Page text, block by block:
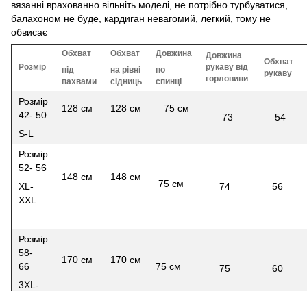
вязанні врахованно вільніть моделі, не потрібно турбуватися,
балахоном не буде, кардиган невагомий, легкий, тому не
обвисає
Розмір
Обхват
під
пахвами
Обхват
на рівні
сідниць
Довжина
по
спинці
Довжина
рукаву від
горловини
Обхват
рукаву
Розмір
42- 50
S-L
128 см 128 см
75 см
73
54
Розмір
52- 56
XL-
XXL
148 см 148 см
75 см 74 56
Розмір
58-
66
3XL-
170 см 170 см
75 см 75 60